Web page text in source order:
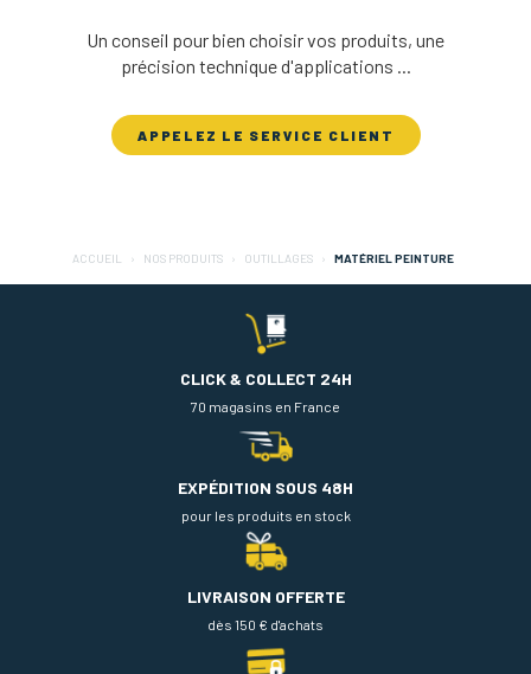
Un conseil pour bien choisir vos produits, une
précision technique d'applications ...
APPELEZ LE SERVICE CLIENT
ACCUEIL NOS PRODUITS OUTILLAGES MATÉRIEL PEINTURE
CLICK & COLLECT 24H
70 magasins en France
EXPÉDITION SOUS 48H
pour les produits en stock
LIVRAISON OFFERTE
dès 150 € d'achats